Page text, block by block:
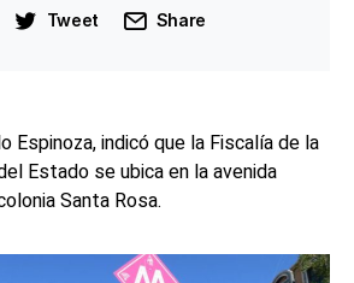
Tweet Share
Espinoza, indicó que la Fiscalía de la
Estado se ubica en la avenida
Santa Rosa.